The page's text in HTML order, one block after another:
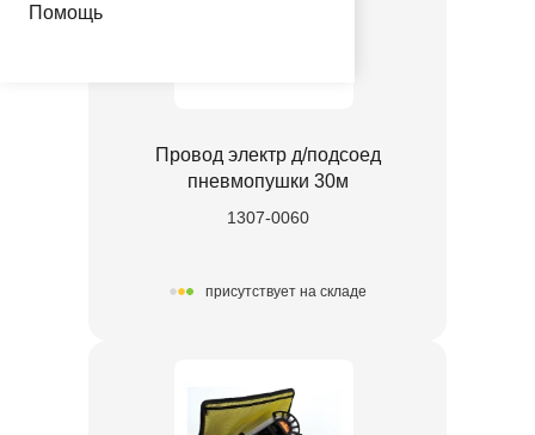
Помощь
Провод электр д/подсоед
пневмопушки 30м
1307-0060
присутствует на складе